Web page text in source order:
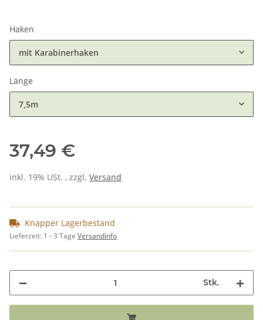
Haken
mit Karabinerhaken
Länge
7,5m
37,49 €
inkl. 19% USt. , zzgl. Versand
Knapper Lagerbestand
Lieferzeit: 1 - 3 Tage Versandinfo
Stk.